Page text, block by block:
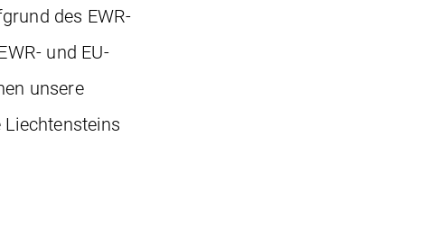
des EWR-
und EU-
unsere